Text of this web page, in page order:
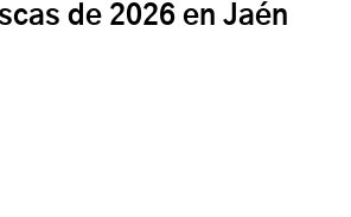
de 2026 en Jaén